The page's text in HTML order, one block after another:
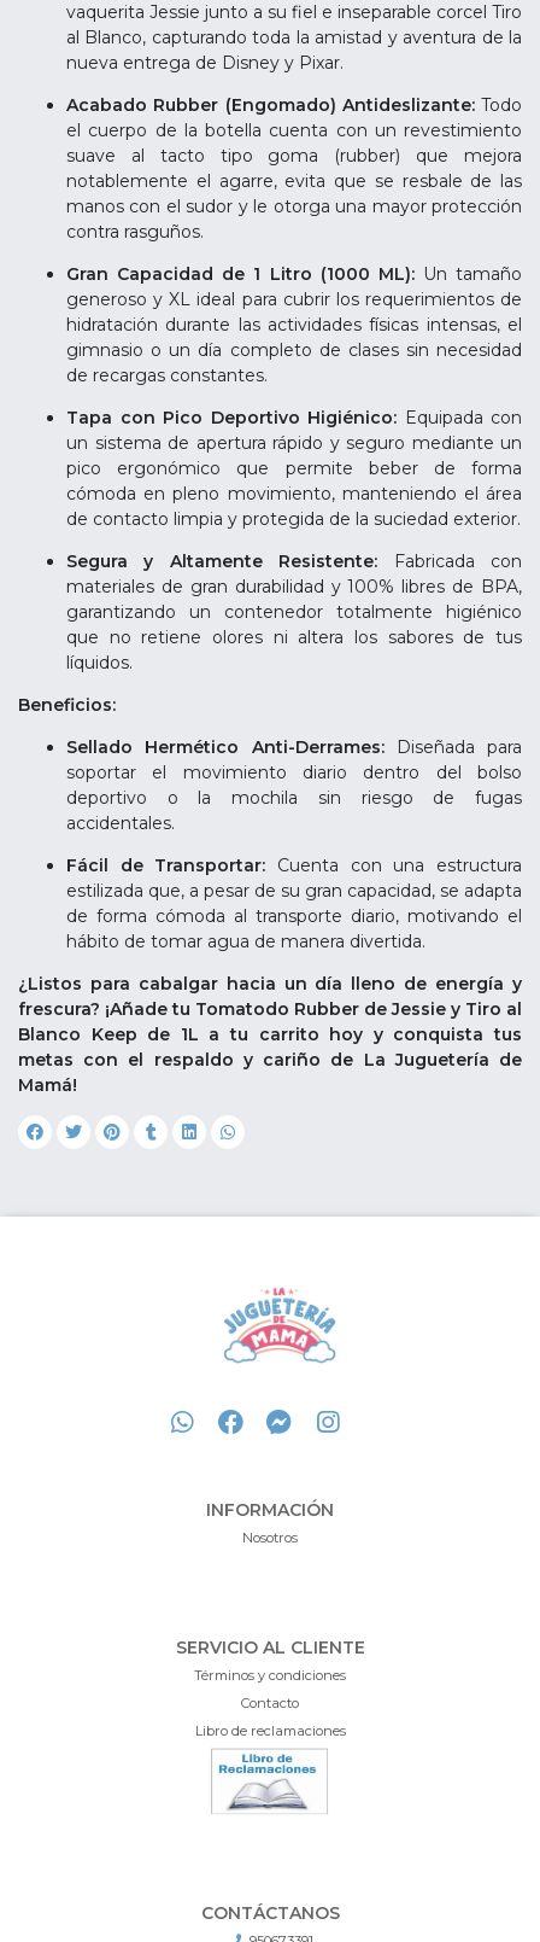
vaquerita Jessie junto a su fiel e inseparable corcel Tiro
al Blanco, capturando toda la amistad y aventura de la
nueva entrega de Disney y Pixar.
Acabado Rubber (Engomado) Antideslizante:Todo
el cuerpo de la botella cuenta con un revestimiento
suave al tacto tipo goma (rubber) que mejora
notablemente el agarre, evita que se resbale de las
manos con el sudor y le otorga una mayor protección
contra rasguños.
Gran Capacidad de 1 Litro (1000 ML): Un tamaño
generoso y XL ideal para cubrir los requerimientos de
hidratación durante las actividades físicas intensas, el
gimnasio o un día completo de clases sin necesidad
de recargas constantes.
Tapa con Pico Deportivo Higiénico: Equipada con
un sistema de apertura rápido y seguro mediante un
pico ergonómico que permite beber de forma
cómoda en pleno movimiento, manteniendo el área
de contacto limpia y protegida de la suciedad exterior.
Segura y Altamente Resistente: Fabricada con
materiales de gran durabilidad y 100% libres de BPA,
garantizando un contenedor totalmente higiénico
que no retiene olores ni altera los sabores de tus
líquidos.
Beneficios:
Sellado Hermético Anti-Derrames:Diseñada para
soportar el movimiento diario dentro del bolso
deportivo o la mochila sin riesgo de fugas
accidentales.
Fácil de Transportar: Cuenta con una estructura
estilizada que, a pesar de su gran capacidad, se adapta
de forma cómoda al transporte diario, motivando el
hábito de tomar agua de manera divertida.
¿Listos para cabalgar hacia un día lleno de energía y
frescura? ¡Añade tu Tomatodo Rubber de Jessie y Tiro al
Blanco Keep de 1L a tu carrito hoy y conquista tus
metas con el respaldo y cariño de La Juguetería de
Mamá!
INFORMACIÓN
Nosotros
SERVICIO AL CLIENTE
Términos y condiciones
Contacto
Libro de reclamaciones
CONTÁCTANOS